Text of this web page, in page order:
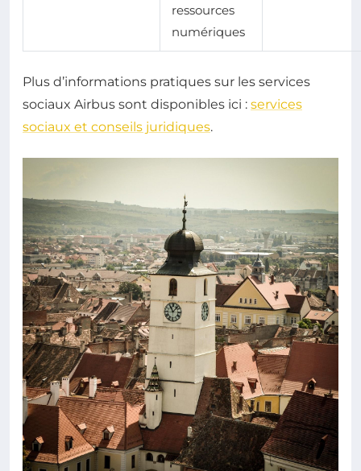
ressources
numériques
Plus d’informations pratiques sur les services
sociaux Airbus sont disponibles ici : services
sociaux et conseils juridiques.